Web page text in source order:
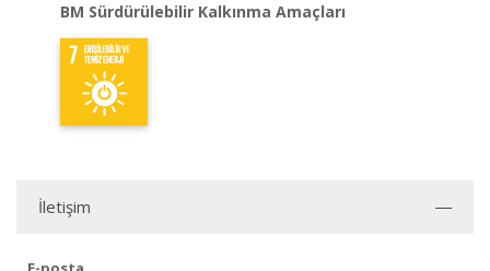
BM Sürdürülebilir Kalkınma Amaçları
İletişim